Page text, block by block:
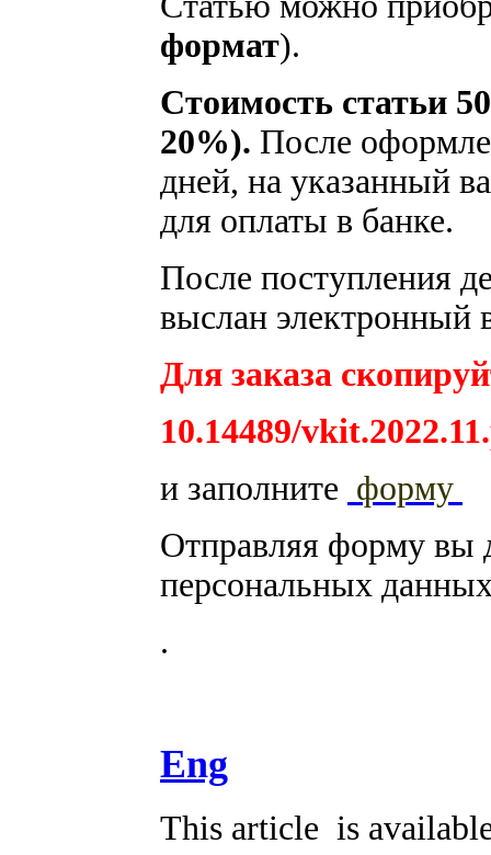
формат).
Стоимость статьи
20%). После
дней, на указанный
для оплаты в банке.
После поступления
выслан электронный
Для заказа
10.14489/
и заполните форму
Отправляя форму вы
персональных
.
Eng
This article is